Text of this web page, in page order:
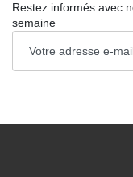
Restez informés avec
semaine